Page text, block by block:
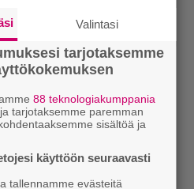
Valintasi
tarjotaksemme
88 teknologiakumppania
tarjotaksemme paremman
sisältöä ja
käyttöön seuraavasti
tallennamme evästeitä